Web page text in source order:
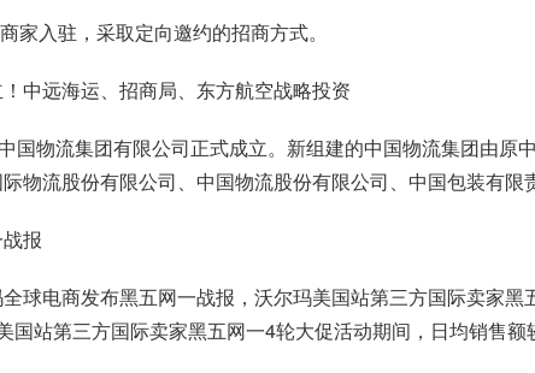
家入驻，采取定向邀约的招商方式。
中远海运、招商局、东方航空战略投资
国物流集团有限公司正式成立。新组建的中国物流集团由
物流股份有限公司、中国物流股份有限公司、中国包装有限
报
球电商发布黑五网一战报 ，沃尔玛美国站第三方国际卖家
国站第三方国际卖家黑五网一4轮大促活动期间，日均销售额